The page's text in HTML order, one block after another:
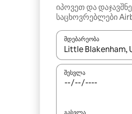
იპოვეთ და
საცხოვრებლები
მდებარეობა
როცა შედეგები
შესვლა